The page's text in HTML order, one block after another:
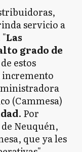
servicio a
Las
grado de
estos
incremento
(Cammesa)
. Por
Neuquén,
que ya les